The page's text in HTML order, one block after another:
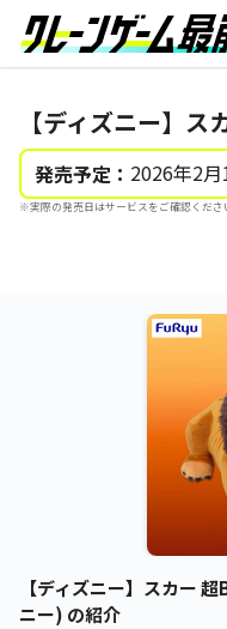
【ディズニー】
発売予定： 2026年2
※実際の発売日はサービスをご確認くださ
【ディズニー】スカー
ニー) の紹介